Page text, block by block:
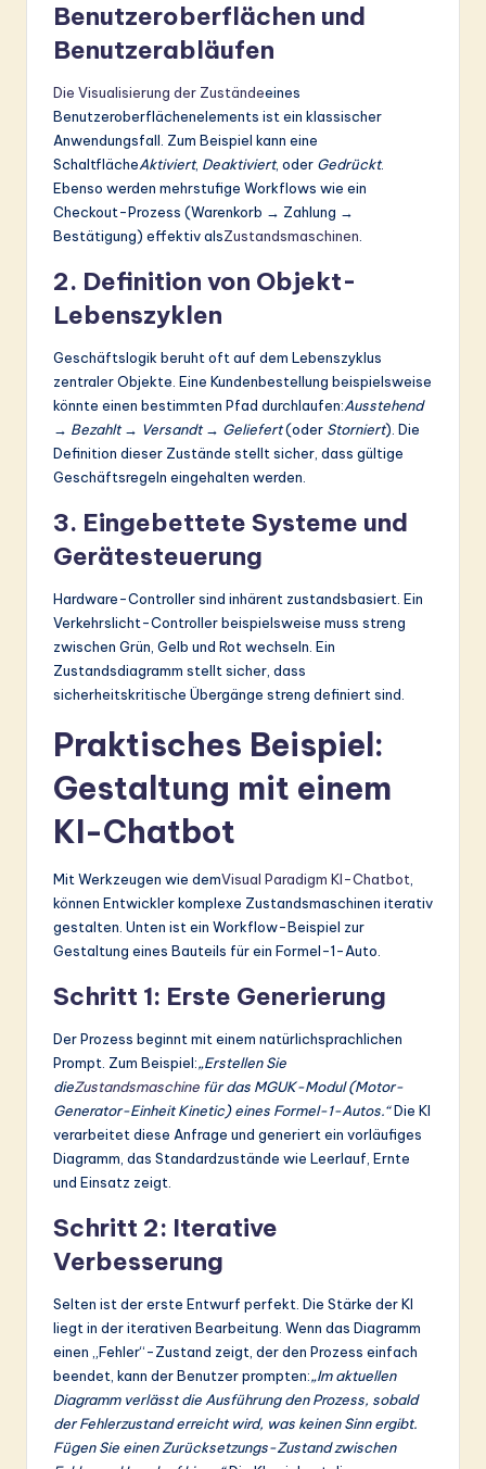
Benutzeroberflächen und
Benutzerabläufen
Die Visualisierung der Zuständeeines
Benutzeroberflächenelements ist ein klassischer
Anwendungsfall. Zum Beispiel kann eine
SchaltflächeAktiviert, Deaktiviert, oder Gedrückt.
Ebenso werden mehrstufige Workflows wie ein
Checkout-Prozess (Warenkorb → Zahlung →
Bestätigung) effektiv alsZustandsmaschinen
2. Definition von Objekt-
Lebenszyklen
Geschäftslogik beruht oft auf dem Lebenszyklus
zentraler Objekte. Eine Kundenbestellung beispielsweise
könnte einen bestimmten Pfad durchlaufen:Ausstehend
→ Bezahlt → Versandt → Geliefert(oder Storniert). Die
Definition dieser Zustände stellt sicher, dass gültige
Geschäftsregeln eingehalten werden.
3. Eingebettete Systeme und
Gerätesteuerung
Hardware-Controller sind inhärent zustandsbasiert. Ein
Verkehrslicht-Controller beispielsweise muss streng
zwischen Grün, Gelb und Rot wechseln. Ein
Zustandsdiagramm stellt sicher, dass
sicherheitskritische Übergänge streng definiert sind.
Praktisches Beispiel:
Gestaltung mit einem
KI-Chatbot
Mit Werkzeugen wie demVisual Paradigm KI-Chatbot
können Entwickler komplexe Zustandsmaschinen iterativ
gestalten. Unten ist ein Workflow-Beispiel zur
Gestaltung eines Bauteils für ein Formel-1-Auto.
Schritt 1: Erste Generierung
Der Prozess beginnt mit einem natürlichsprachlichen
Prompt. Zum Beispiel:„Erstellen Sie
dieZustandsmaschine für das MGUK-Modul (Motor-
Generator-Einheit Kinetic) eines Formel-1-Autos.“Die KI
verarbeitet diese Anfrage und generiert ein vorläufiges
Diagramm, das Standardzustände wie Leerlauf, Ernte
und Einsatz zeigt.
Schritt 2: Iterative
Verbesserung
Selten ist der erste Entwurf perfekt. Die Stärke der KI
liegt in der iterativen Bearbeitung. Wenn das Diagramm
einen „Fehler“-Zustand zeigt, der den Prozess einfach
beendet, kann der Benutzer prompten:„Im aktuellen
Diagramm verlässt die Ausführung den Prozess, sobald
der Fehlerzustand erreicht wird, was keinen Sinn ergibt.
Fügen Sie einen Zurücksetzungs-Zustand zwischen